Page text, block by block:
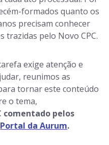
formados quanto os
precisam conhecer
trazidas pelo Novo CPC.
exige atenção e
reunimos as
tornar este conteúdo
o tema,
comentado pelos
Portal da Aurum.